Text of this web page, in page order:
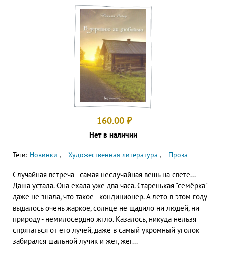
160.00 ₽
Нет в наличии
Теги: Новинки Художественная литература Проза
Случайная встреча - самая неслучайная вещь на свете...
Даша устала. Она ехала уже два часа. Старенькая "семёрка"
даже не знала, что такое - кондиционер. А лето в этом году
выдалось очень жаркое, солнце не щадило ни людей, ни
природу - немилосердно жгло. Казалось, никуда нельзя
спрятаться от его лучей, даже в самый укромный уголок
забирался шальной лучик и жёг, жёг...